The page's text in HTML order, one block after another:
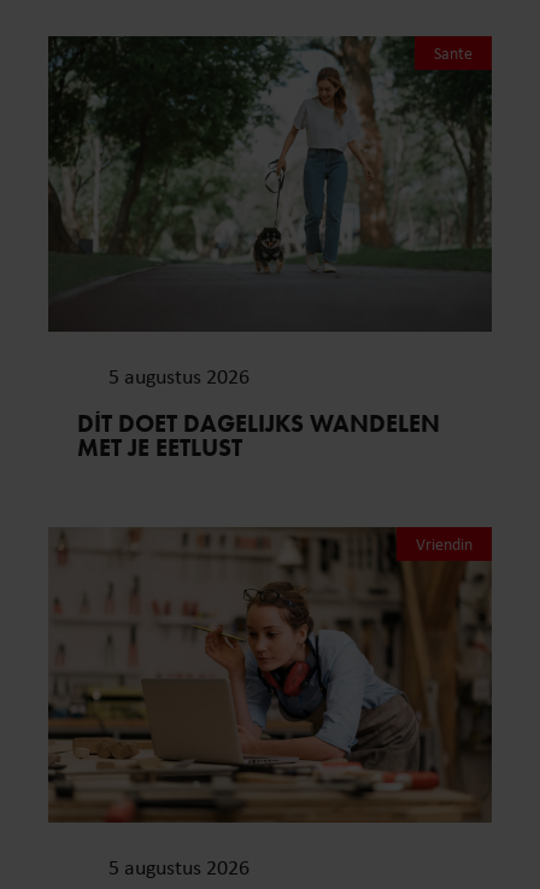
Sante
5 augustus 2026
DÍT DOET DAGELIJKS WANDELEN
MET JE EETLUST
Vriendin
5 augustus 2026